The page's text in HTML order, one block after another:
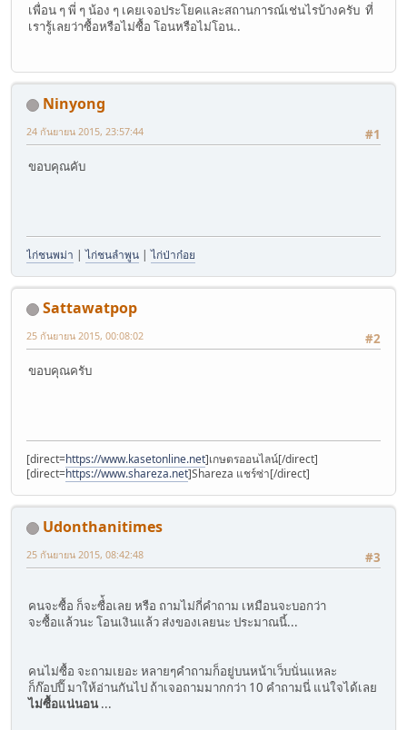
เพื่อน ๆ พี่ ๆ น้อง ๆ เคยเจอประโยคและสถานการณ์เช่นไรบ้างครับ ที่
เรารู้เลยว่าซื้อหรือไม่ซื้อ โอนหรือไม่โอน..
Ninyong
#1
24 กันยายน 2015, 23:57:44
ขอบคุณคับ
ไก่ชนพม่า |ไก่ชนลำพูน |ไก่ป่าก๋อย
Sattawatpop
#2
25 กันยายน 2015, 00:08:02
ขอบคุณครับ
[direct=https://www.kasetonline.net]เกษตรออนไลน์[/direct]
[direct=https://www.shareza.net]Shareza แชร์ซ่า[/direct]
Udonthanitimes
#3
25 กันยายน 2015, 08:42:48
คนจะซื้อ ก็จะซื่้อเลย หรือ ถามไม่กี่คำถาม เหมือนจะบอกว่า
จะซื้อแล้วนะ โอนเงินแล้ว ส่งของเลยนะ ประมาณนี้...
คนไม่ซื้อ จะถามเยอะ หลายๆคำถามก็อยู่บนหน้าเว็บนั่นแหละ
ก็ก๊อปปี๊ มาให้อ่านกันไป ถ้าเจอถามมากกว่า 10 คำถามนี่ แน่ใจได้เลย
ไม่ซื้อแน่นอน...